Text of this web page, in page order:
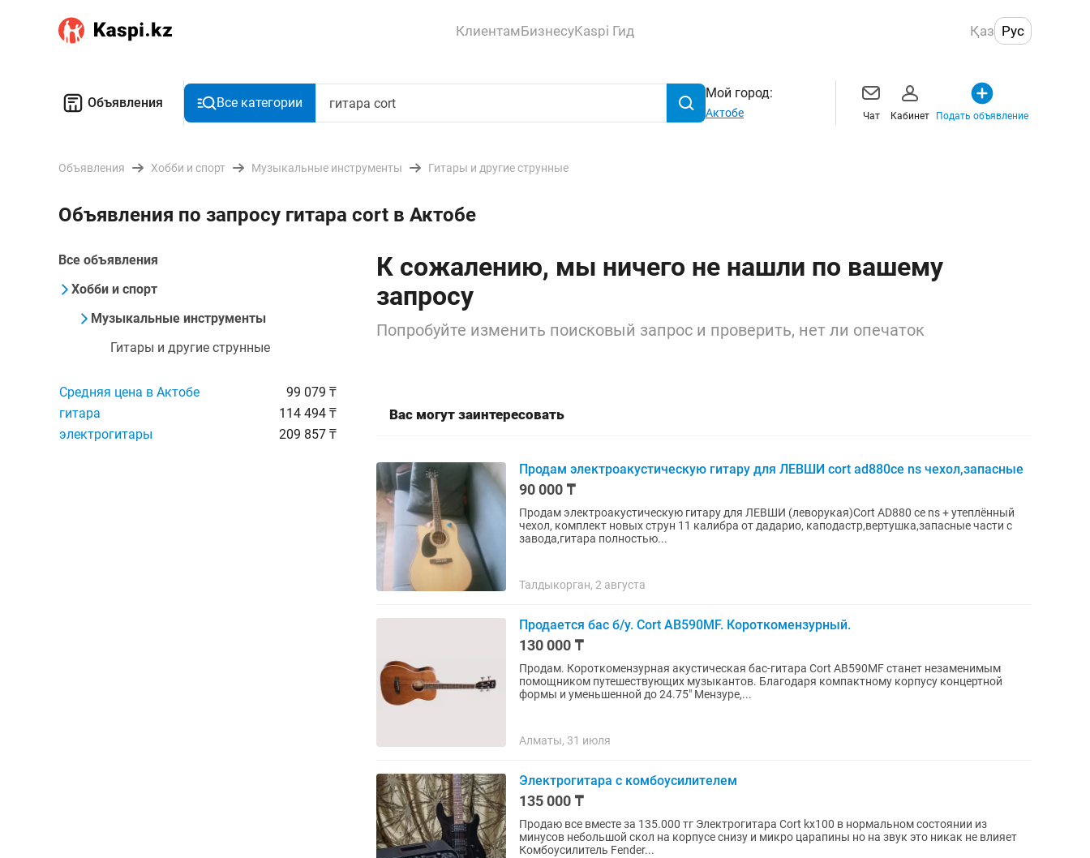
КлиентамБизнесуKaspi Гид Қаз Рус
Объявления Все категории
Мой город:
Актобе Чат Кабинет Подать объявление
Объявления Хобби и спорт Музыкальные инструменты Гитары и другие струнные
Объявления по запросу гитара cort в Актобе
Все объявления
Хобби и спорт
Музыкальные инструменты
Гитары и другие струнные
Средняя цена в Актобе
99 079 ₸
гитара
114 494 ₸
электрогитары
209 857 ₸
К сожалению, мы ничего не нашли по вашему
запросу
Попробуйте изменить поисковый запрос и проверить, нет ли опечаток
Вас могут заинтересовать
Продам электроакустическую гитару для ЛЕВШИ cort ad880ce ns чехол,запасные
90 000 ₸
Продам электроакустическую гитару для ЛЕВШИ (леворукая)Cort AD880 ce ns + утеплённый
чехол, комплект новых струн 11 калибра от дадарио, каподастр,вертушка,запасные части с
завода,гитара полностью...
Талдыкорган, 2 августа
Продается бас б/у. Cort AB590MF. Короткомензурный.
130 000 ₸
Продам. Короткомензурная акустическая бас-гитара Cort AB590MF станет незаменимым
помощником путешествующих музыкантов. Благодаря компактному корпусу концертной
формы и уменьшенной до 24.75" Мензуре,...
Алматы, 31 июля
Электрогитара с комбоусилителем
135 000 ₸
Продаю все вместе за 135.000 тг Электрогитара Cort kx100 в нормальном состоянии из
минусов небольшой скол на корпусе снизу и микро царапины но на звук это никак не влияет
Комбоусилитель Fender...